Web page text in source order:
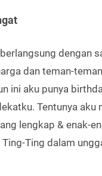
dengan
dan teman-
ini aku punya
Tentunya
lengkap & enak-
Ting dalam